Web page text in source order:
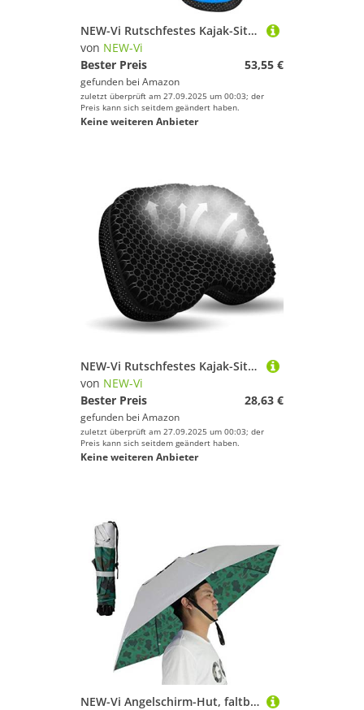
NEW-Vi Rutschfestes Kajak-Sitzkissen – wasserdicht, dickes Gel-Boot, Kajak, Kanu, Rudern, Stadion-Pad zum Sitzen im Kajak, Stuhl, Kajak, Zubehör, Ausrüstung zum Angeln, Kajak, Blau, 2 Stück
von NEW-Vi
Bester Preis
53,55 €
gefunden bei Amazon
zuletzt überprüft am 27.09.2025 um 00:03; der
Preis kann sich seitdem geändert haben.
Keine weiteren Anbieter
NEW-Vi Rutschfestes Kajak-Sitzkissen – wasserdicht, dickes Gel-Boot, Kajak, Kanu, Rudern, Stadion-Pad zum Sitzen im Kajak, Stuhl, Kajak, Zubehör, Ausrüstung zum Angeln, Kajak, Schwarz
von NEW-Vi
Bester Preis
28,63 €
gefunden bei Amazon
zuletzt überprüft am 27.09.2025 um 00:03; der
Preis kann sich seitdem geändert haben.
Keine weiteren Anbieter
NEW-Vi Angelschirm-Hut, faltbar, Sonnen-Regenkappe, verstellbar, multifunktional, Outdoor-Kopfbedeckung (Silber/Camouflage, 2 Stück)